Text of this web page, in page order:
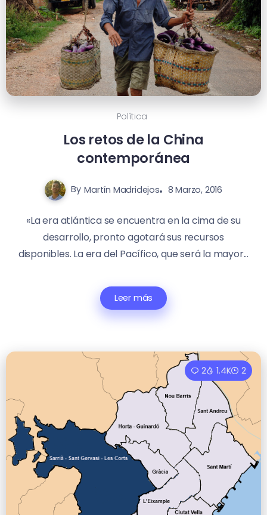
Política
Los retos de la China
contemporánea
By Martín Madridejos 8 Marzo, 2016
«La era atlántica se encuentra en la cima de su
desarrollo, pronto agotará sus recursos
disponibles. La era del Pacífico, que será la mayor...
Leer más
2 1.4K 2